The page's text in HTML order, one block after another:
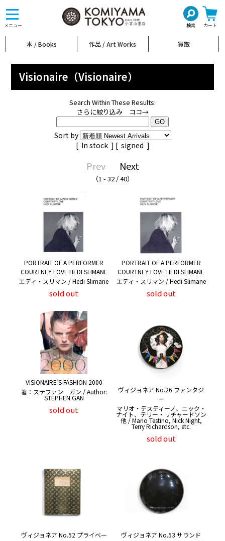
メニュー 検索 カート
toggle
navigation
本 / Books 作品 / Art Works 買取
Visionaire（Visionaire）
Search Within These Results:
さらに絞り込み ココ→
Sort by
[ In stock ] [ signed ]
Prev Next
（1 - 32 / 40）
PORTRAIT OF A PERFORMER
COURTNEY LOVE HEDI SLIMANE
エディ・スリマン / Hedi Slimane
sold out
PORTRAIT OF A PERFORMER
COURTNEY LOVE HEDI SLIMANE
エディ・スリマン / Hedi Slimane
sold out
VISIONAIRE’S FASHION 2000
著：ステファン ガン / Author:
STEPHEN GAN
sold out
ヴィジョネア No.26 ファンタジ
ー
マリオ・テスティーノ、ニック・
ナイト、テリー・リチャードソン
他 / Mario Testino, Nick Night,
Terry Richardson, etc.
sold out
ヴィジョネア No.52 プライベー
ヴィジョネア No.53 サウンド